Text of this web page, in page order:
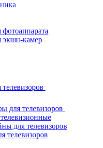
экшн-камер
для телевизоров
для телевизоров
телевизоров